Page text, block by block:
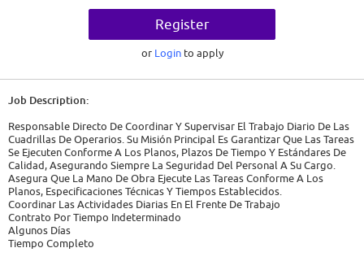
Register
or Loginto apply
Job Description:
Responsable Directo De Coordinar Y Supervisar El Trabajo Diario De Las
Cuadrillas De Operarios. Su Misión Principal Es Garantizar Que Las Tareas
Se Ejecuten Conforme A Los Planos, Plazos De Tiempo Y Estándares De
Calidad, Asegurando Siempre La Seguridad Del Personal A Su Cargo.
Asegura Que La Mano De Obra Ejecute Las Tareas Conforme A Los
Planos, Especificaciones Técnicas Y Tiempos Establecidos.
Coordinar Las Actividades Diarias En El Frente De Trabajo
Contrato Por Tiempo Indeterminado
Algunos Días
Tiempo Completo